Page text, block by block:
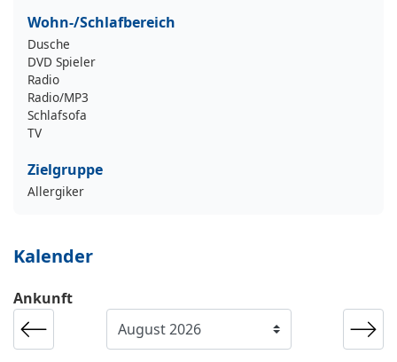
Wohn-/Schlafbereich
Dusche
DVD Spieler
Radio
Radio/MP3
Schlafsofa
TV
Zielgruppe
Allergiker
Kalender
Ankunft